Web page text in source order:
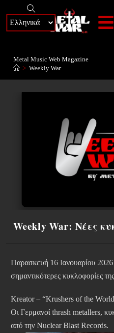
Metal Music Web Magazine
> Weekly War
Weekly War: Νέες
Παρασκευή 16 Ιανουαρίου 2026
σημαντικότερες κυκλοφορίες
Kreator – “Krushers of the
Οι Γερμανοί thrash metallers,
από την Nuclear Blast Records.